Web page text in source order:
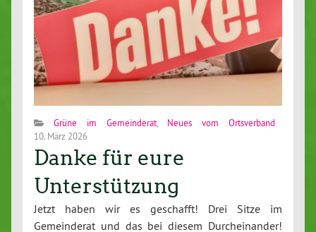
Grüne im Gemeinderat, Neues vom Ortsverband
10. März 2026
Danke für eure
Unterstützung
Jetzt haben wir es geschafft! Drei Sitze im
Gemeinderat und das bei diesem Durcheinander!